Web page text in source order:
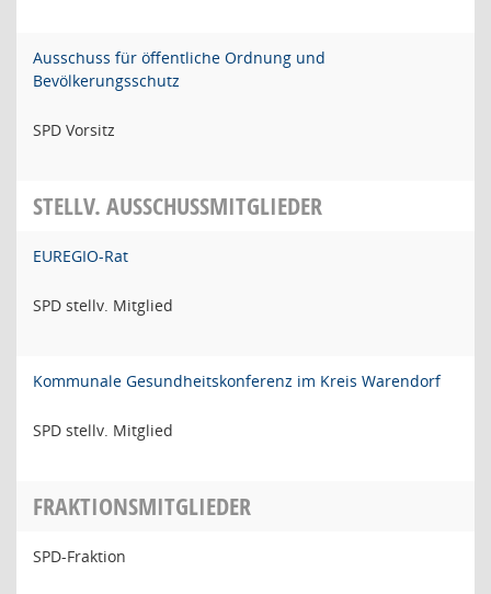
Ausschuss für öffentliche Ordnung und
Bevölkerungsschutz
SPD Vorsitz
STELLV. AUSSCHUSSMITGLIEDER
EUREGIO-Rat
SPD stellv. Mitglied
Kommunale Gesundheitskonferenz im Kreis Warendorf
SPD stellv. Mitglied
FRAKTIONSMITGLIEDER
SPD-Fraktion